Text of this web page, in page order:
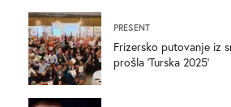
PRESENT
Frizersko putovanje iz
prošla ‘Turska 2025’